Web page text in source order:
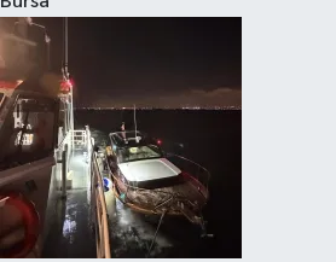
Sağlık
Dünya
Magazin